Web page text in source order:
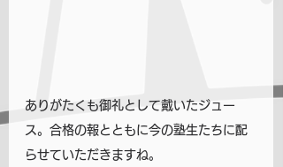
ありがたくも御礼として戴いたジュー
ス。合格の報とともに今の塾生たちに配
らせていただきますね。